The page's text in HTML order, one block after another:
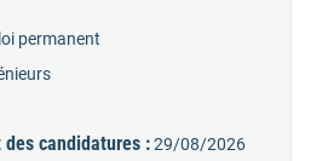
permanent
candidatures :29/08/2026